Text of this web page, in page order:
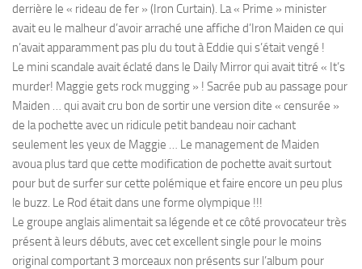
derrière le « rideau de fer » (Iron Curtain). La « Prime » minister
avait eu le malheur d’avoir arraché une affiche d’Iron Maiden ce qui
n’avait apparamment pas plu du tout à Eddie qui s’était vengé !
Le mini scandale avait éclaté dans le Daily Mirror qui avait titré « It’s
murder! Maggie gets rock mugging » ! Sacrée pub au passage pour
Maiden … qui avait cru bon de sortir une version dite « censurée »
de la pochette avec un ridicule petit bandeau noir cachant
seulement les yeux de Maggie … Le management de Maiden
avoua plus tard que cette modification de pochette avait surtout
pour but de surfer sur cette polémique et faire encore un peu plus
le buzz. Le Rod était dans une forme olympique !!!
Le groupe anglais alimentait sa légende et ce côté provocateur très
présent à leurs débuts, avec cet excellent single pour le moins
original comportant 3 morceaux non présents sur l’album pour